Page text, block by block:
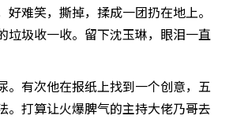
好难笑，撕掉，揉成一团扔在地上。
垃圾收一收。留下沈玉琳，眼泪一直
。有次他在报纸上找到一个创意，五
。打算让火爆脾气的主持大佬乃哥去